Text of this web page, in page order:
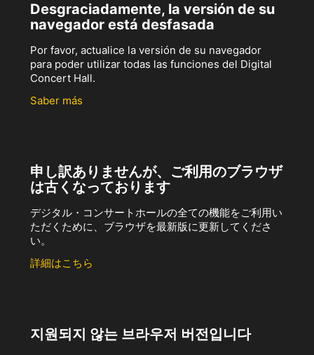
Desgraciadamente, la versión de su
navegador está desfasada
Por favor, actualice la versión de su navegador
para poder utilizar todas las funciones del Digital
Concert Hall.
Saber más
申し訳ありませんが、ご利用のブラウザ
は古くなっております
デジタル・コンサートホールの全ての機能をご利用い
ただくために、ブラウザを最新版に更新してくださ
い。
詳細はこちら
지원되지 않는 브라우저 버전입니다